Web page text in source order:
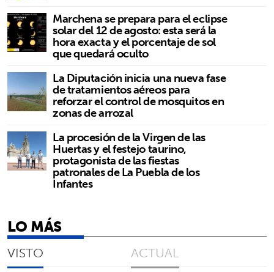
Marchena se prepara para el eclipse
solar del 12 de agosto: esta será la
hora exacta y el porcentaje de sol
que quedará oculto
La Diputación inicia una nueva fase
de tratamientos aéreos para
reforzar el control de mosquitos en
zonas de arrozal
La procesión de la Virgen de las
Huertas y el festejo taurino,
protagonista de las fiestas
patronales de La Puebla de los
Infantes
LO MÁS
VISTO ACTUAL